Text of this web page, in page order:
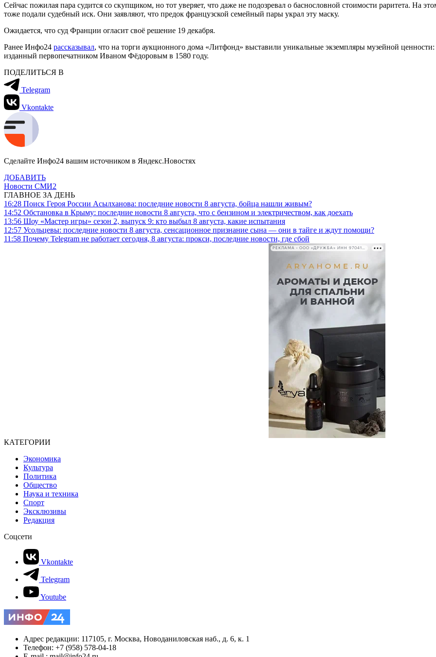
Сейчас пожилая пара судится со скупщиком, но тот уверяет, что даже не подозревал о баснословной стоимости раритета. На
тоже подали судебный иск. Они заявляют, что предок французской семейный пары украл эту маску.
Ожидается, что суд Франции огласит своё решение 19 декабря.
Ранее Инфо24 рассказывал, что на торги аукционного дома «Литфонд» выставили уникальные экземпляры музейной
изданный первопечатником Иваном Фёдоровым в 1580 году.
ПОДЕЛИТЬСЯ В
Telegram
Vkontakte
Сделайте Инфо24 вашим источником в Яндекс.Новостях
ДОБАВИТЬ
Новости СМИ2
ГЛАВНОЕ ЗА ДЕНЬ
16:28 Поиск Героя России Асылханова: последние новости 8 августа, бойца нашли живым?
14:52 Обстановка в Крыму: последние новости 8 августа, что с бензином и электричеством, как доехать
13:56 Шоу «Мастер игры» сезон 2, выпуск 9: кто выбыл 8 августа, какие испытания
12:57 Усольцевы: последние новости 8 августа, сенсационное признание сына — они в тайге и ждут помощи?
11:58 Почему Telegram не работает сегодня, 8 августа: прокси, последние новости, где сбой
РЕКЛАМА • ООО «ДРУЖБА» ИНН 9704146411
КАТЕГОРИИ
Экономика
Культура
Политика
Общество
Наука и техника
Спорт
Эксклюзивы
Редакция
Соцсети
Vkontakte
Telegram
Youtube
Адрес редакции: 117105, г. Москва, Новоданиловская наб., д. 6, к. 1
Телефон: +7 (958) 578-04-18